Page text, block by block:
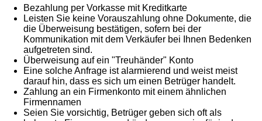
Bezahlung per Vorkasse mit Kreditkarte
Leisten Sie keine Vorauszahlung ohne Dokumente, die
die Überweisung bestätigen, sofern bei der
Kommunikation mit dem Verkäufer bei Ihnen Bedenken
aufgetreten sind.
Überweisung auf ein "Treuhänder" Konto
Eine solche Anfrage ist alarmierend und weist meist
darauf hin, dass es sich um einen Betrüger handelt.
Zahlung an ein Firmenkonto mit einem ähnlichen
Firmennamen
Seien Sie vorsichtig, Betrüger geben sich oft als